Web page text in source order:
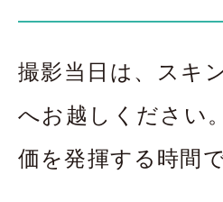
撮影当日は、スキ
へお越しください
価を発揮する時間で